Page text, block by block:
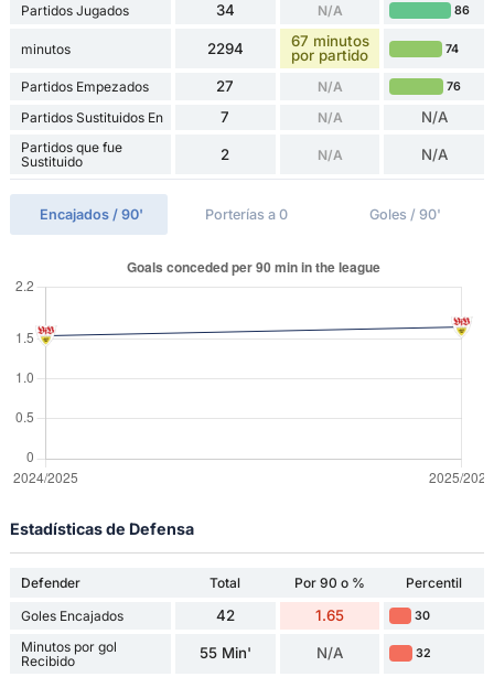
Partidos Jugados 34 N/A 86
minutos 2294
67 minutos
por partido
74
Partidos Empezados 27 N/A 76
Partidos Sustituidos En 7 N/A N/A
Partidos que fue
Sustituido
2 N/A N/A
Encajados / 90' Porterías a 0 Goles / 90'
Estadísticas de Defensa
Defender Total Por 90 o %
Percentil
Goles Encajados
42 1.65 30
Minutos por gol
Recibido
55 Min' N/A 32